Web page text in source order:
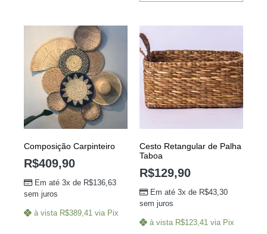
Composição Carpinteiro
R$409,90
Em até 3x de R$136,63
sem juros
à vista R$389,41 via Pix
Cesto Retangular de Palha
Taboa
R$129,90
Em até 3x de R$43,30
sem juros
à vista R$123,41 via Pix